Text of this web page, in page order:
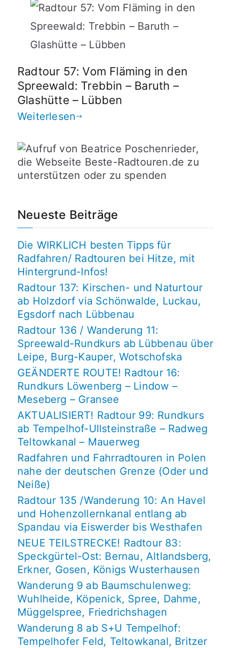
Radtour 57: Vom Fläming in den
Spreewald: Trebbin – Baruth –
Glashütte – Lübben
Weiterlesen
Neueste Beiträge
Die WIRKLICH besten Tipps für
Radfahren/ Radtouren bei Hitze, mit
Hintergrund-Infos!
Radtour 137: Kirschen- und Naturtour
ab Holzdorf via Schönwalde, Luckau,
Egsdorf nach Lübbenau
Radtour 136 / Wanderung 11:
Spreewald-Rundkurs ab Lübbenau über
Leipe, Burg-Kauper, Wotschofska
GEÄNDERTE ROUTE! Radtour 16:
Rundkurs Löwenberg – Lindow –
Meseberg – Gransee
AKTUALISIERT! Radtour 99: Rundkurs
ab Tempelhof-Ullsteinstraße – Radweg
Teltowkanal – Mauerweg
Radfahren und Fahrradtouren in Polen
nahe der deutschen Grenze (Oder und
Neiße)
Radtour 135 /Wanderung 10: An Havel
und Hohenzollernkanal entlang ab
Spandau via Eiswerder bis Westhafen
NEUE TEILSTRECKE! Radtour 83:
Speckgürtel-Ost: Bernau, Altlandsberg,
Erkner, Gosen, Königs Wusterhausen
Wanderung 9 ab Baumschulenweg:
Wuhlheide, Köpenick, Spree, Dahme,
Müggelspree, Friedrichshagen
Wanderung 8 ab S+U Tempelhof:
Tempelhofer Feld, Teltowkanal, Britzer